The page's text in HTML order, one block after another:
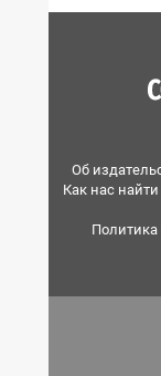
Об
Как нас найти